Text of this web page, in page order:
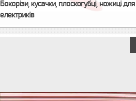
Бокорізи, кусачки, плоскогубці, ножиці для
електриків